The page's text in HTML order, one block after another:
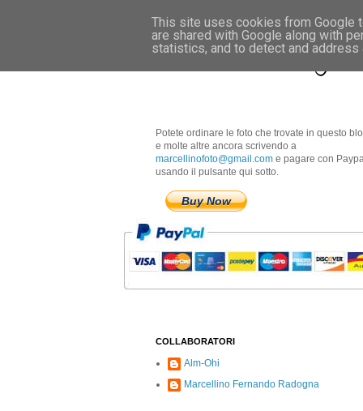
Marcellino
Potete ordinare le foto che trovate in questo
e molte altre ancora scrivendo a
marcellinofoto@gmail.com e pagare con
usando il pulsante qui sotto.
Buy Now
COLLABORATORI
Alm-Ohi
Marcellino Fernando Radogna
This site uses cookies from Google
are shared with Google along with
statistics, and to detect and address